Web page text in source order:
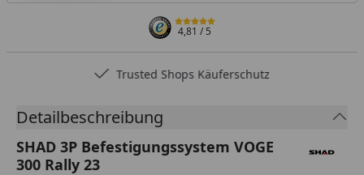
4,81/ 5
Trusted Shops Käuferschutz
Detailbeschreibung
SHAD 3P Befestigungssystem VOGE
300 Rally 23